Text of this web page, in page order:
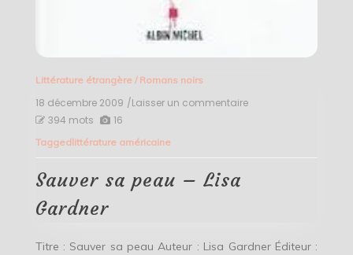
Littérature étrangère/ Romans noirs
18 décembre 2009 /Laisser un commentaireon
394 mots 16
Taggedlittérature américaine
Sauver sa peau – Lisa
Gardner
Titre : Sauver sa peau Auteur : Lisa Gardner Éditeur :